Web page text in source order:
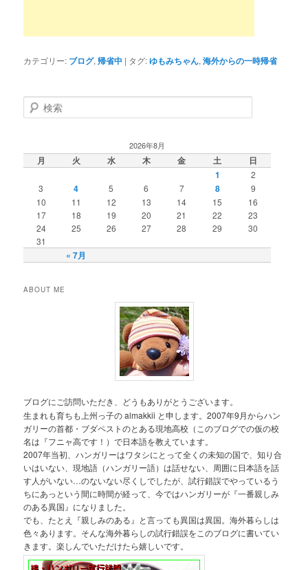
カテゴリー: ブログ, 帰省中 | タグ:ゆもみちゃん,海外からの一時帰省
検
索
2026年8月
月 火 水 木 金 土 日
« 7月
1
2
3
4 5 6 7 8
9
10
11 12 13 14 15
16
17
18 19 20 21 22
23
24
25 26 27 28 29
30
31
ABOUT ME
ブログにご訪問いただき、どうもありがとうございます。
生まれも育ちも上州っ子の almakkii と申します。2007年9月からハン
ガリーの首都・ブダペストのとある現地高校（このブログでの仮の校
名は『フニャ高です！）で日本語を教えています。
2007年当初、ハンガリーはワタシにとって全くの未知の国で、知り合
いはいない、現地語（ハンガリー語）は話せない、周囲に日本語を話
す人がいない…のないない尽くしでしたが、試行錯誤でやっているう
ちにあっという間に時間が経って、今ではハンガリーが『一番親しみ
のある異国』になりました。
でも、たとえ『親しみのある』と言っても異国は異国。海外暮らしは
色々あります。そんな海外暮らしの試行錯誤をこのブログに書いてい
きます。楽しんでいただけたら嬉しいです。